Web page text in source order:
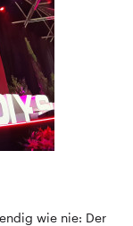
wie nie: Der